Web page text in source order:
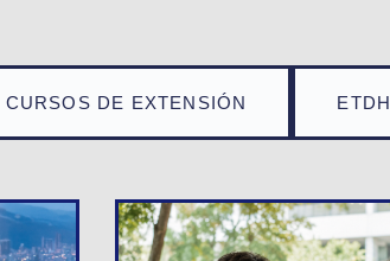
CURSOS DE EXTENSIÓN ETDH